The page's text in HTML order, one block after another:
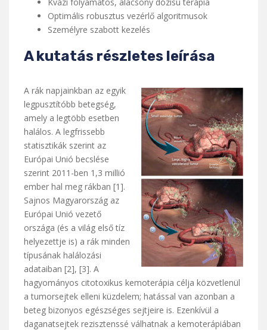
Optimális robusztus vezérlő algoritmusok
Személyre szabott kezelés
A kutatás részletes leírása
A rák napjainkban az egyik
legpusztítóbb betegség,
amely a legtöbb esetben
halálos. A legfrissebb
statisztikák szerint az
Európai Unió becslése
szerint 2011-ben 1,3 millió
ember hal meg rákban [1].
Sajnos Magyarország az
Európai Unió vezető
országa (és a világ első tíz
helyezettje is) a rák minden
típusának halálozási
adataiban [2], [3]. A
hagyományos citotoxikus kemoterápia célja közvetlenül
a tumorsejtek elleni küzdelem; hatással van azonban a
beteg bizonyos egészséges sejtjeire is. Ezenkívül a
daganatsejtek rezisztenssé válhatnak a kemoterápiában